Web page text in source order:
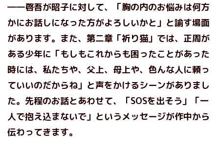
――啓吾が昭子に対して、「胸の内のお悩みは何方
かにお話しになった方がよろしいかと」と諭す場面
があります。また、 第二章「祈り猫」 では、正周が
ある少年に「もしもこれからも困ったことがあった
時には、私たちや、父上、母上や、色んな人に頼っ
ていいのだからね」と声をかけるシーンがありまし
た。先程のお話とあわせて、「SOSを出そう」「一
人で抱え込まないで」というメッセージが作中から
伝わってきます。